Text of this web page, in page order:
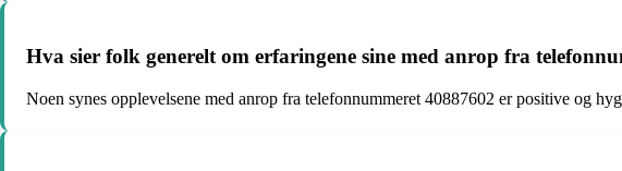
Hva sier folk generelt om erfaringene sine med anrop fra
Noen synes opplevelsene med anrop fra telefonnummeret 40887602 er positive og